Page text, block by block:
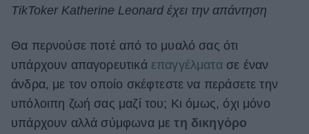
Green
Αφιερώματα
ΒΟΞ
TikToker Katherine Leonard έχει την απάντηση
Θα περνούσε ποτέ από το μυαλό σας ότι
υπάρχουν απαγορευτικά επαγγέλματασε έναν
άνδρα, με τον οποίο σκέφτεστε να περάσετε την
υπόλοιπη ζωή σας μαζί του; Κι όμως, όχι μόνο
υπάρχουν αλλά σύμφωνα μετη δικηγόρο